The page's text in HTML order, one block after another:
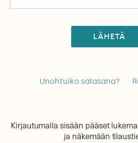
LÄHETÄ
Unohtuiko salasana?
Kirjautumalla sisään pääset
ja näkemään